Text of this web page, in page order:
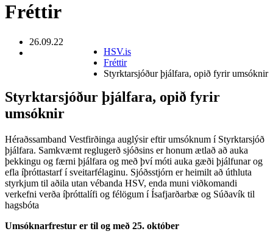
Fréttir
HSV.is
Fréttir
Styrktarsjóður þjálfara, opið fyrir umsóknir
26.09.22
Styrktarsjóður þjálfara, opið fyrir
umsóknir
Héraðssamband Vestfirðinga auglýsir eftir umsóknum í Styrktarsjóð
þjálfara. Samkvæmt reglugerð sjóðsins er honum ætlað að auka
þekkingu og færni þjálfara og með því móti auka gæði þjálfunar og
efla íþróttastarf í sveitarfélaginu. Sjóðsstjórn er heimilt að úthluta
styrkjum til aðila utan vébanda HSV, enda muni viðkomandi
verkefni verða íþróttalífi og félögum í Ísafjarðarbæ og Súðavík til
hagsbóta
Umsóknarfrestur er til og með 25. október